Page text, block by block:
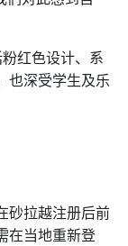
红色设计、系
也深受学生及乐
砂拉越注册后前
在当地重新登